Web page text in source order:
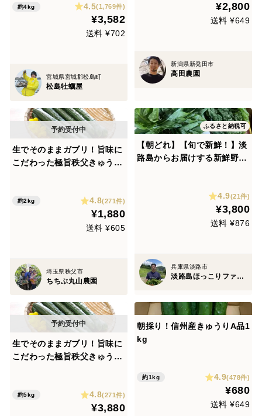
粒）牡蛎 殻付き牡蛎 kaki カ
キ 松島牡蠣屋 BBQに最適🔥
約4kg 4.5(1,769件)
¥3,582
送料 ¥702
宮城県宮城郡松島町
松島牡蠣屋
¥2,800
送料 ¥649
新潟県新発田市
高田農園
生でそのままガブリ！旨味に
こだわった極旨秩父きゅうり
約2kg 4.8(271件)
¥1,880
送料 ¥605
埼玉県秩父市
ちちぶ丸山農園
ふるさと納税可
【朝どれ】【旬で新鮮！】淡
路島からお届けする新鮮野菜
4.9(21件)
¥3,800
送料 ¥876
兵庫県淡路市
淡路島ほっこりファーム
生でそのままガブリ！旨味に
こだわった極旨秩父きゅうり
約5kg 4.8(271件)
¥3,880
朝採り！信州産きゅうりA品1
kg
約1kg 4.9(478件)
¥680
送料 ¥649